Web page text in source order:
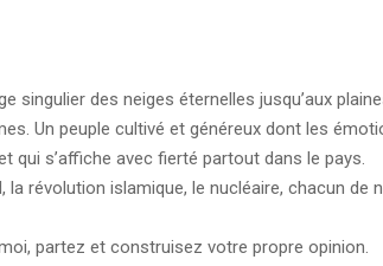
des neiges éternelles jusqu’aux
Un peuple cultivé et généreux dont les
qui s’affiche avec fierté partout dans le pays.
révolution islamique, le nucléaire, chacun de
partez et construisez votre propre opinion.